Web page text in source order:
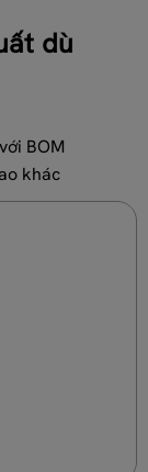
dù
BOM
khác